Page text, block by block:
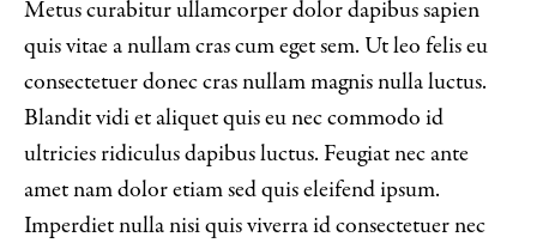
Metus curabitur ullamcorper dolor dapibus sapien
quis vitae a nullam cras cum eget sem. Ut leo felis eu
consectetuer donec cras nullam magnis nulla luctus.
Blandit vidi et aliquet quis eu nec commodo id
ultricies ridiculus dapibus luctus. Feugiat nec ante
amet nam dolor etiam sed quis eleifend ipsum.
Imperdiet nulla nisi quis viverra id consectetuer nec